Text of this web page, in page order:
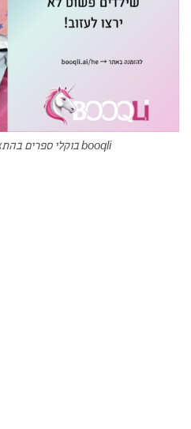
booqli בוקלי ספרים בהתאמה אישית לילדים